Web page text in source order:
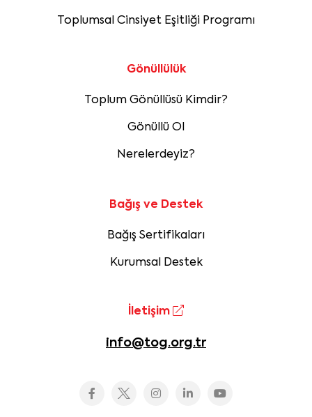
Toplumsal Cinsiyet Eşitliği Programı
Gönüllülük
Toplum Gönüllüsü Kimdir?
Gönüllü Ol
Nerelerdeyiz?
Bağış ve Destek
Bağış Sertifikaları
Kurumsal Destek
İletişim
info@tog.org.tr